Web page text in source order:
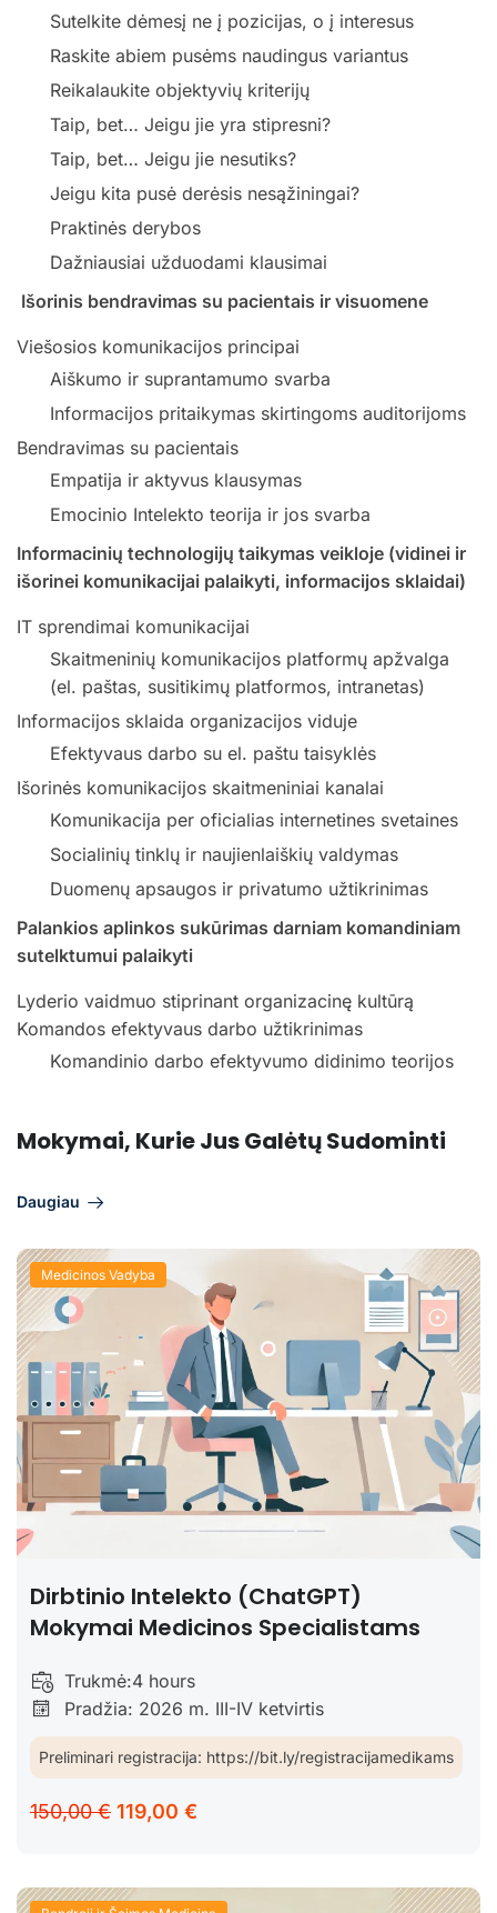
Sutelkite dėmesį ne į pozicijas, o į interesus
Raskite abiem pusėms naudingus variantus
Reikalaukite objektyvių kriterijų
Taip, bet… Jeigu jie yra stipresni?
Taip, bet… Jeigu jie nesutiks?
Jeigu kita pusė derėsis nesąžiningai?
Praktinės derybos
Dažniausiai užduodami klausimai
Išorinis bendravimas su pacientais ir visuomene
Viešosios komunikacijos principai
Aiškumo ir suprantamumo svarba
Informacijos pritaikymas skirtingoms auditorijoms
Bendravimas su pacientais
Empatija ir aktyvus klausymas
Emocinio Intelekto teorija ir jos svarba
Informacinių technologijų taikymas veikloje (vidinei ir
išorinei komunikacijai palaikyti, informacijos sklaidai)
IT sprendimai komunikacijai
Skaitmeninių komunikacijos platformų apžvalga
(el. paštas, susitikimų platformos, intranetas)
Informacijos sklaida organizacijos viduje
Efektyvaus darbo su el. paštu taisyklės
Išorinės komunikacijos skaitmeniniai kanalai
Komunikacija per oficialias internetines svetaines
Socialinių tinklų ir naujienlaiškių valdymas
Duomenų apsaugos ir privatumo užtikrinimas
Palankios aplinkos sukūrimas darniam komandiniam
sutelktumui palaikyti
Lyderio vaidmuo stiprinant organizacinę kultūrą
Komandos efektyvaus darbo užtikrinimas
Komandinio darbo efektyvumo didinimo teorijos
Mokymai, Kurie Jus Galėtų Sudominti
Daugiau
Medicinos Vadyba
Dirbtinio Intelekto (ChatGPT)
Mokymai Medicinos Specialistams
Trukmė:4 hours
Pradžia: 2026 m. III-IV ketvirtis
Preliminari registracija: https://bit.ly/registracijamedikams
150,00 € 119,00 €